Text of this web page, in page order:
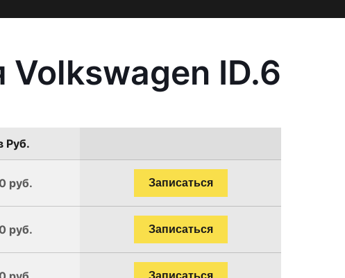
ID.6
Руб.
руб. Записаться
руб. Записаться
Записаться